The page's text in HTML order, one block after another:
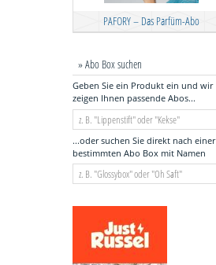
PAFORY – Das Parfüm-Abo
» Abo Box suchen
Geben Sie ein Produkt ein und wir
zeigen Ihnen passende Abos...
...oder suchen Sie direkt nach einer
bestimmten Abo Box mit Namen